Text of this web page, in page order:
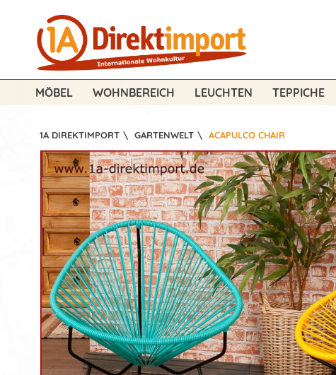
MÖBEL WOHNBEREICH LEUCHTEN TEPPICHE
1A DIREKTIMPORT \ GARTENWELT \ ACAPULCO CHAIR